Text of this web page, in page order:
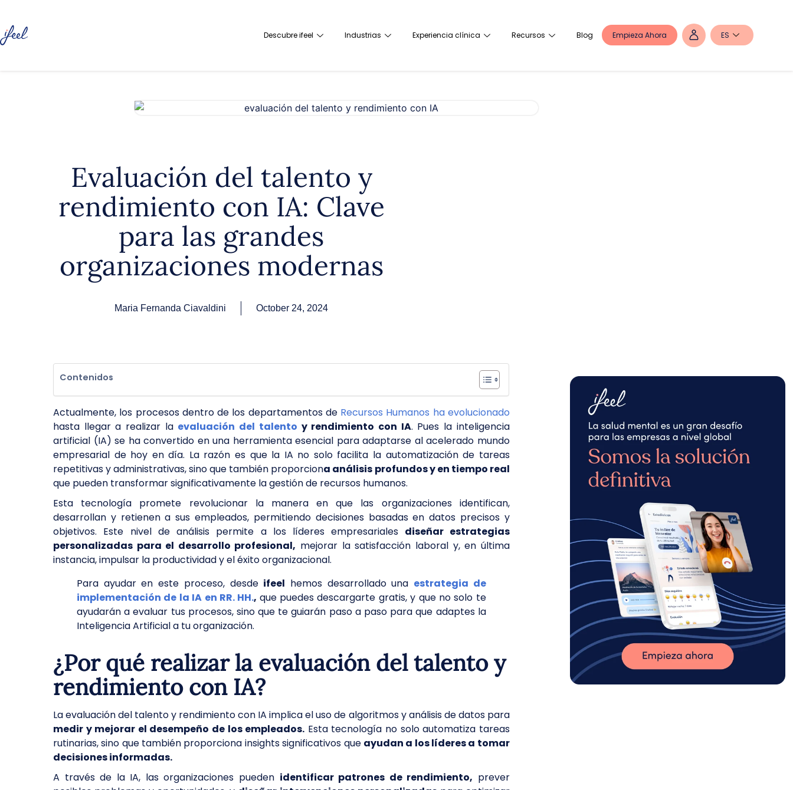
Descubre ifeel Industrias Experiencia clínica Recursos Blog Empieza Ahora ES
Evaluación del talento y
rendimiento con IA: Clave
para las grandes
organizaciones modernas
Maria Fernanda Ciavaldini October 24, 2024
Contenidos
Actualmente, los procesos dentro de los departamentos de Recursos Humanos ha evolucionado
hasta llegar a realizar la evaluación del talento y rendimiento con IA. Pues la inteligencia
artificial (IA) se ha convertido en una herramienta esencial para adaptarse al acelerado mundo
empresarial de hoy en día. La razón es que la IA no solo facilita la automatización de tareas
repetitivas y administrativas, sino que también proporciona análisis profundos y en tiempo real
que pueden transformar significativamente la gestión de recursos humanos.
Esta tecnología promete revolucionar la manera en que las organizaciones identifican,
desarrollan y retienen a sus empleados, permitiendo decisiones basadas en datos precisos y
objetivos. Este nivel de análisis permite a los líderes empresariales diseñar estrategias
personalizadas para el desarrollo profesional, mejorar la satisfacción laboral y, en última
instancia, impulsar la productividad y el éxito organizacional.
Para ayudar en este proceso, desde ifeel hemos desarrollado una estrategia de
implementación de la IA en RR. HH., que puedes descargarte gratis, y que no solo te
ayudarán a evaluar tus procesos, sino que te guiarán paso a paso para que adaptes la
Inteligencia Artificial a tu organización.
¿Por qué realizar la evaluación del talento y
rendimiento con IA?
La evaluación del talento y rendimiento con IA implica el uso de algoritmos y análisis de datos para
medir y mejorar el desempeño de los empleados. Esta tecnología no solo automatiza tareas
rutinarias, sino que también proporciona insights significativos que ayudan a los líderes a tomar
decisiones informadas.
A través de la IA, las organizaciones pueden identificar patrones de rendimiento, prever